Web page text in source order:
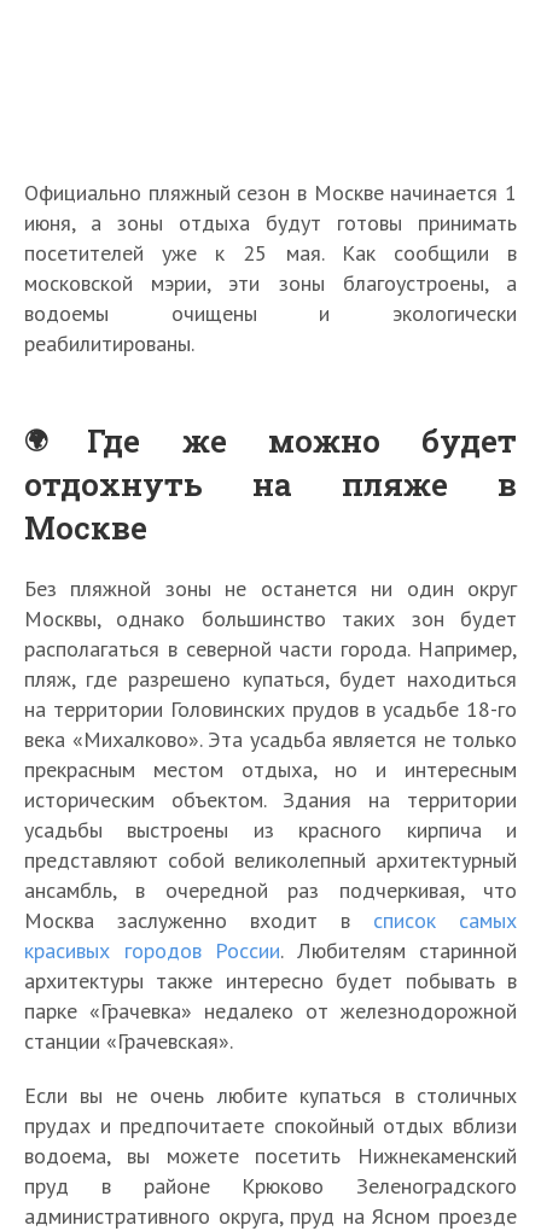
Официально пляжный сезон в Москве начинается 1
июня, а зоны отдыха будут готовы принимать
посетителей уже к 25 мая. Как сообщили в
московской мэрии, эти зоны благоустроены, а
водоемы очищены и экологически
реабилитированы.
Где же можно будет
отдохнуть на пляже в
Москве
Без пляжной зоны не останется ни один округ
Москвы, однако большинство таких зон будет
располагаться в северной части города. Например,
пляж, где разрешено купаться, будет находиться
на территории Головинских прудов в усадьбе 18-го
века «Михалково». Эта усадьба является не только
прекрасным местом отдыха, но и интересным
историческим объектом. Здания на территории
усадьбы выстроены из красного кирпича и
представляют собой великолепный архитектурный
ансамбль, в очередной раз подчеркивая, что
Москва заслуженно входит в список самых
красивых городов России. Любителям старинной
архитектуры также интересно будет побывать в
парке «Грачевка» недалеко от железнодорожной
станции «Грачевская».
Если вы не очень любите купаться в столичных
прудах и предпочитаете спокойный отдых вблизи
водоема, вы можете посетить Нижнекаменский
пруд в районе Крюково Зеленоградского
административного округа, пруд на Ясном проезде